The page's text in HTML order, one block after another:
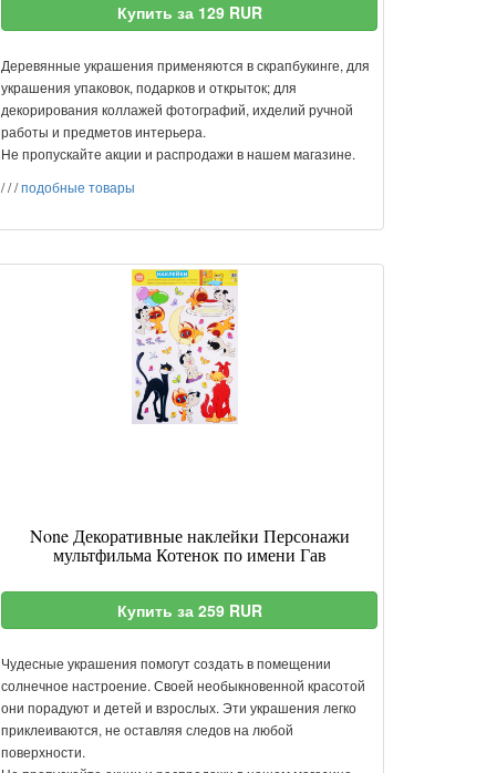
Купить за 129 RUR
Деревянные украшения применяются в скрапбукинге, для
украшения упаковок, подарков и открыток; для
декорирования коллажей фотографий, ихделий ручной
работы и предметов интерьера.
Не пропускайте акции и распродажи в нашем магазине.
///подобные товары
None Декоративные наклейки Персонажи
мультфильма Котенок по имени Гав
Купить за 259 RUR
Чудесные украшения помогут создать в помещении
солнечное настроение. Своей необыкновенной красотой
они порадуют и детей и взрослых. Эти украшения легко
приклеиваются, не оставляя следов на любой
поверхности.